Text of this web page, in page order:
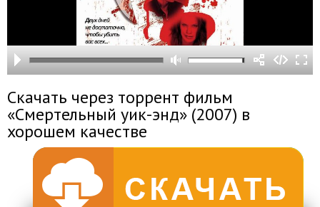
Скачать через торрент фильм
«Смертельный уик-энд» (2007) в
хорошем качестве